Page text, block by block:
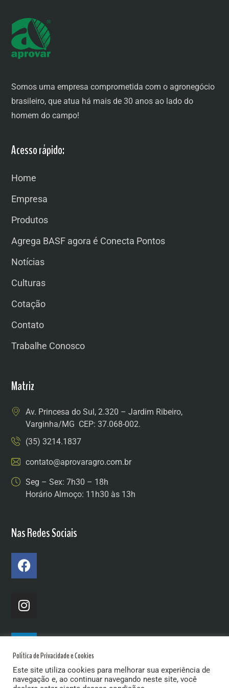
Somos uma empresa comprometida com o agronegócio
brasileiro, que atua há mais de 30 anos ao lado do
homem do campo!
Acesso rápido:
Home
Empresa
Produtos
Agrega BASF agora é Conecta Pontos
Notícias
Culturas
Cotação
Contato
Trabalhe Conosco
Matriz
Av. Princesa do Sul, 2.320 – Jardim Ribeiro,
Varginha/MG CEP: 37.068-002.
(35) 3214.1837
contato@aprovaragro.com.br
Seg – Sex: 7h30 – 18h
Horário Almoço: 11h30 às 13h
Nas Redes Sociais
Política de Privacidade e Cookies
Este site utiliza cookies para melhorar sua experiência de
navegação e, ao continuar navegando neste site, você